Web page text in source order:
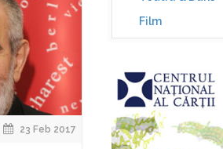
23 Feb 2017
Film